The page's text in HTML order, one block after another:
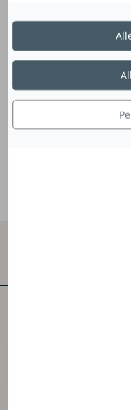
Dieser
das dem Produkt
auch zur